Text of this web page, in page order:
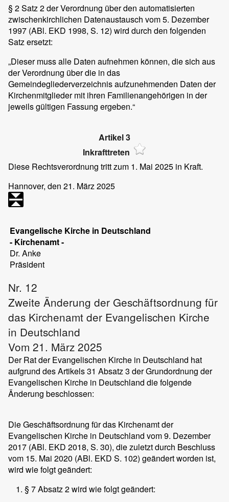
§ 2 Satz 2 der Verordnung über den automatisierten
zwischenkirchlichen Datenaustausch vom 5. Dezember
1997 (ABl. EKD 1998, S. 12) wird durch den folgenden
Satz ersetzt:
„Dieser muss alle Daten aufnehmen können, die sich aus
der Verordnung über die in das
Gemeindegliederverzeichnis aufzunehmenden Daten der
Kirchenmitglieder mit ihren Familienangehörigen in der
jeweils gültigen Fassung ergeben.“
Artikel 3
Inkrafttreten
Diese Rechtsverordnung tritt zum 1. Mai 2025 in Kraft.
Hannover, den 21. März 2025
Evangelische Kirche in Deutschland
- Kirchenamt -
Dr.Anke
Präsident
Nr. 12
Zweite Änderung der Geschäftsordnung für
das Kirchenamt der Evangelischen Kirche
in Deutschland
Vom 21. März 2025
Der Rat der Evangelischen Kirche in Deutschland hat
aufgrund des Artikels 31 Absatz 3 der Grundordnung der
Evangelischen Kirche in Deutschland die folgende
Änderung beschlossen:
Die Geschäftsordnung für das Kirchenamt der
Evangelischen Kirche in Deutschland vom 9. Dezember
2017 (ABl. EKD 2018, S. 30), die zuletzt durch Beschluss
vom 15. Mai 2020 (ABl. EKD S. 102) geändert worden ist,
wird wie folgt geändert:
§ 7 Absatz 2 wird wie folgt geändert: